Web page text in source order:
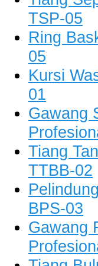
TSP-05
Ring
05
Kursi
01
Gawang
Tiang
TTBB-02
BPS-03
Gawang